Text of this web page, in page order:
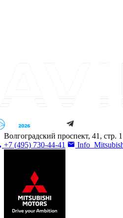
Волгоградский проспект, 41, стр. 1
+7 (495) 730-44-41